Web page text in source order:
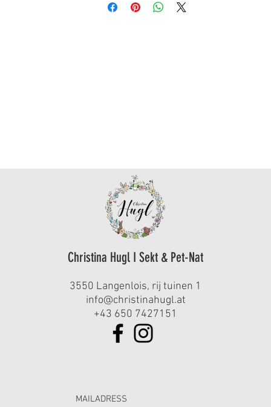
Christina Hugl I Sekt & Pet-Nat
3550 Langenlois, rij tuinen 1
info@christinahugl.at
+43 650 7427151